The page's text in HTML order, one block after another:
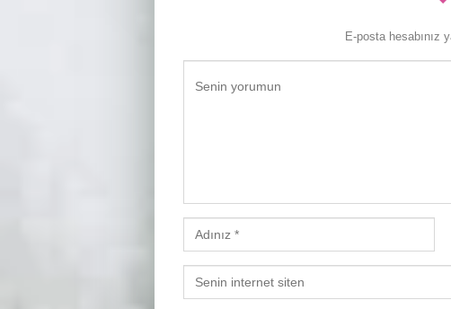
E-posta hesabınız